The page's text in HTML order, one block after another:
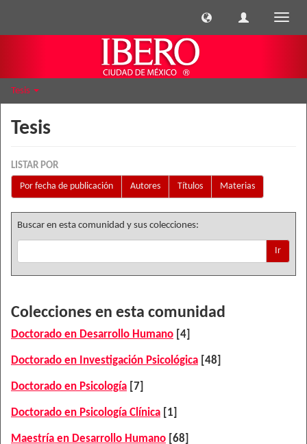
Tesis
Tesis
LISTAR POR
Por fecha de publicación
Autores Títulos Materias
Buscar en esta comunidad y sus colecciones:
Ir
Colecciones en esta comunidad
Doctorado en Desarrollo Humano [4]
Doctorado en Investigación Psicológica [48]
Doctorado en Psicología [7]
Doctorado en Psicología Clínica [1]
Maestría en Desarrollo Humano [68]